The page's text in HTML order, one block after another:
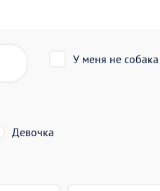
У меня не собака
Девочка